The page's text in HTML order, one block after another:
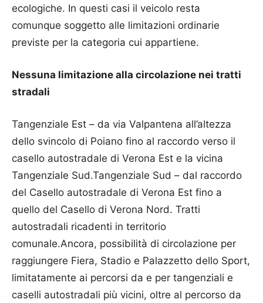
ecologiche. In questi casi il veicolo resta
comunque soggetto alle limitazioni ordinarie
previste per la categoria cui appartiene.
Nessuna limitazione alla circolazione nei tratti
stradali
Tangenziale Est – da via Valpantena all’altezza
dello svincolo di Poiano fino al raccordo verso il
casello autostradale di Verona Est e la vicina
Tangenziale Sud.Tangenziale Sud – dal raccordo
del Casello autostradale di Verona Est fino a
quello del Casello di Verona Nord. Tratti
autostradali ricadenti in territorio
comunale.Ancora, possibilità di circolazione per
raggiungere Fiera, Stadio e Palazzetto dello Sport,
limitatamente ai percorsi da e per tangenziali e
caselli autostradali più vicini, oltre al percorso da